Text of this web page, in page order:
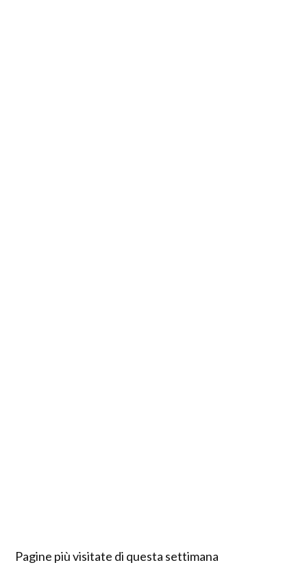
Pagine più visitate di questa settimana